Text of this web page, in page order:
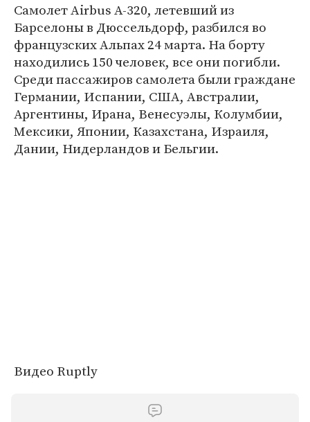
Самолет Airbus A-320, летевший из
Барселоны в Дюссельдорф, разбился во
французских Альпах 24 марта. На борту
находились 150 человек, все они погибли.
Среди пассажиров самолета были граждане
Германии, Испании, США, Австралии,
Аргентины, Ирана, Венесуэлы, Колумбии,
Мексики, Японии, Казахстана, Израиля,
Дании, Нидерландов и Бельгии.
Видео Ruptly